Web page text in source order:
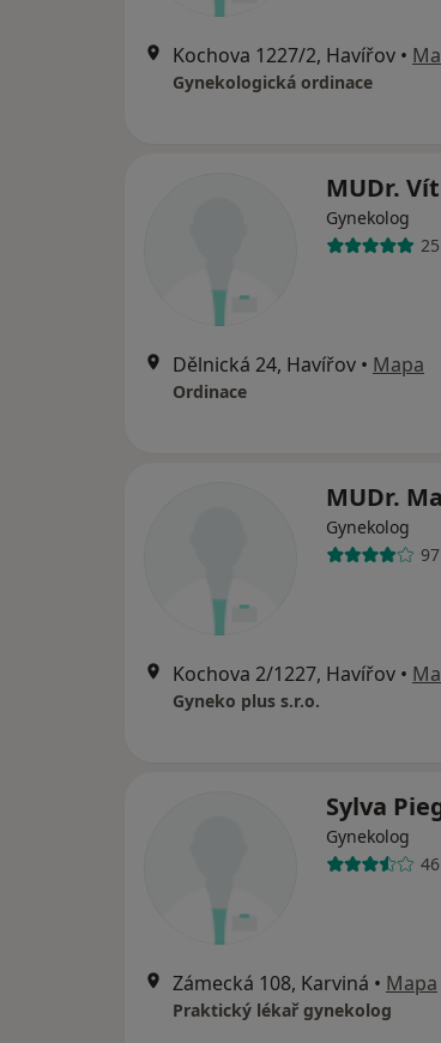
Kochova 1227/2, Havířov •
Gynekologická ordinace
MUDr.
Gynekolog
Dělnická 24, Havířov • Mapa
Ordinace
MUDr.
Gynekolog
Kochova 2/1227, Havířov •
Gyneko plus s.r.o.
Sylva
Gynekolog
Zámecká 108, Karviná • Mapa
Praktický lékař gynekolog